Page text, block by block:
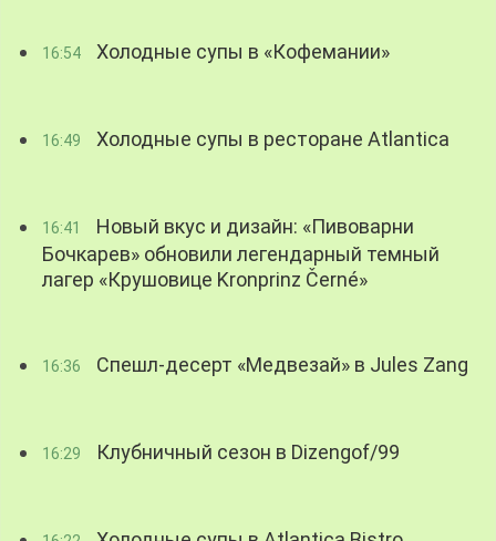
16:54 Холодные супы в «Кофемании»
16:49 Холодные супы в ресторане Atlantica
16:41
Новый вкус и дизайн: «Пивоварни
Бочкарев» обновили легендарный темный
лагер «Крушовице Kronprinz Černé»
16:36 Спешл-десерт «Медвезай» в Jules Zang
16:29 Клубничный сезон в Dizengof/99